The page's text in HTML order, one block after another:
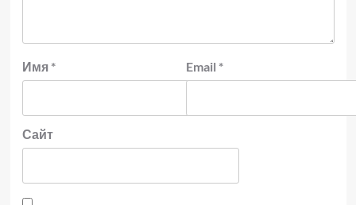
Имя * Email *
Сайт